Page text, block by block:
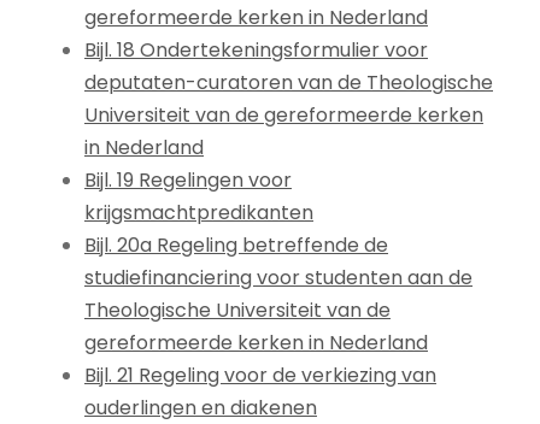
gereformeerde kerken in Nederland
Bijl. 18 Ondertekeningsformulier voor
deputaten-curatoren van de Theologische
Universiteit van de gereformeerde kerken
in Nederland
Bijl. 19 Regelingen voor
krijgsmachtpredikanten
Bijl. 20a Regeling betreffende de
studiefinanciering voor studenten aan de
Theologische Universiteit van de
gereformeerde kerken in Nederland
Bijl. 21 Regeling voor de verkiezing van
ouderlingen en diakenen